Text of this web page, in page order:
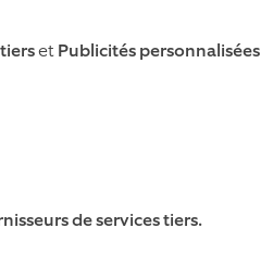
etPublicités personnalisées
de services tiers.